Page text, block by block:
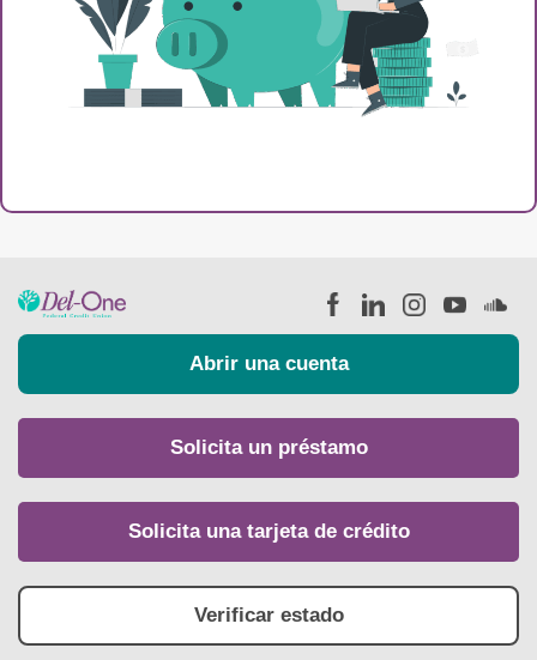
Abrir una cuenta
Solicita un préstamo
Solicita una tarjeta de crédito
Verificar estado